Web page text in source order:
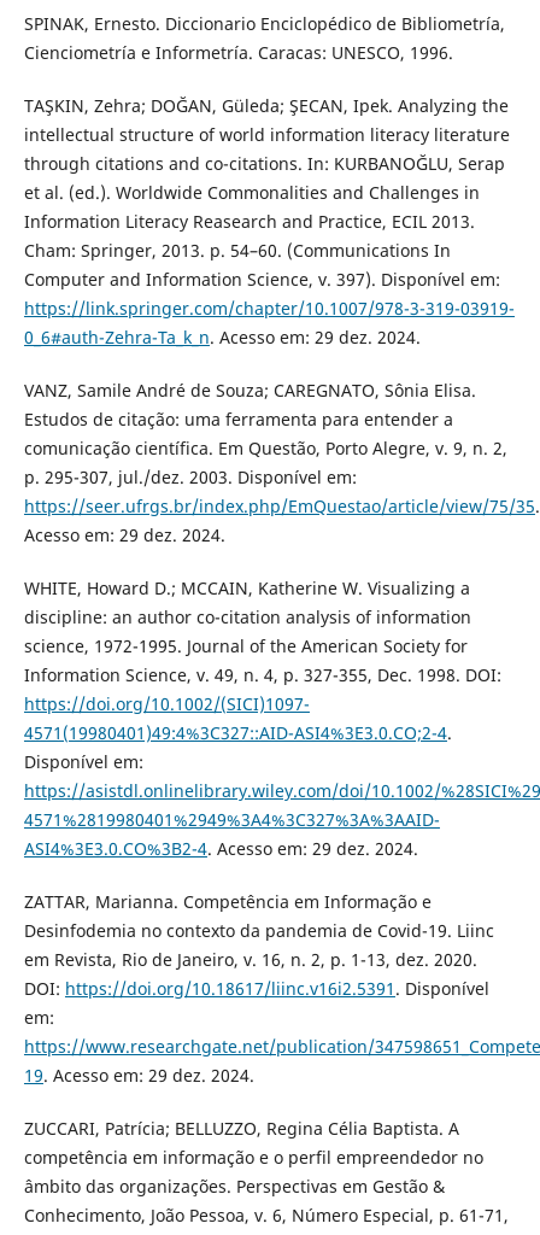
SPINAK, Ernesto. Diccionario Enciclopédico de Bibliometría,
Cienciometría e Informetría. Caracas: UNESCO, 1996.
TAŞKIN, Zehra; DOĞAN, Güleda; ŞECAN, Ipek. Analyzing the
intellectual structure of world information literacy literature
through citations and co-citations. In: KURBANOĞLU, Serap
et al. (ed.). Worldwide Commonalities and Challenges in
Information Literacy Reasearch and Practice, ECIL 2013.
Cham: Springer, 2013. p. 54–60. (Communications In
Computer and Information Science, v. 397). Disponível em:
https://link.springer.com/chapter/10.1007/978-3-319-03919-
0_6#auth-Zehra-Ta_k_n. Acesso em: 29 dez. 2024.
VANZ, Samile André de Souza; CAREGNATO, Sônia Elisa.
Estudos de citação: uma ferramenta para entender a
comunicação científica. Em Questão, Porto Alegre, v. 9, n. 2,
p. 295-307, jul./dez. 2003. Disponível em:
https://seer.ufrgs.br/index.php/EmQuestao/article/view/75/35.
Acesso em: 29 dez. 2024.
WHITE, Howard D.; MCCAIN, Katherine W. Visualizing a
discipline: an author co-citation analysis of information
science, 1972-1995. Journal of the American Society for
Information Science, v. 49, n. 4, p. 327-355, Dec. 1998. DOI:
https://doi.org/10.1002/(SICI)1097-
4571(19980401)49:4%3C327::AID-ASI4%3E3.0.CO;2-4.
Disponível em:
https://asistdl.onlinelibrary.wiley.com/doi/10.1002/
4571%2819980401%2949%3A4%3C327%3A%3AAID-
ASI4%3E3.0.CO%3B2-4. Acesso em: 29 dez. 2024.
ZATTAR, Marianna. Competência em Informação e
Desinfodemia no contexto da pandemia de Covid-19. Liinc
em Revista, Rio de Janeiro, v. 16, n. 2, p. 1-13, dez. 2020.
DOI: https://doi.org/10.18617/liinc.v16i2.5391 . Disponível
em:
https://www.researchgate.net/publication/
19. Acesso em: 29 dez. 2024.
ZUCCARI, Patrícia; BELLUZZO, Regina Célia Baptista. A
competência em informação e o perfil empreendedor no
âmbito das organizações. Perspectivas em Gestão &
Conhecimento, João Pessoa, v. 6, Número Especial, p. 61-71,